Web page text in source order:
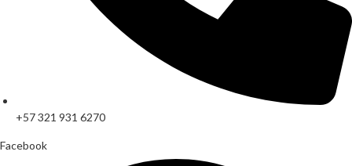
+57 321 931 6270
Facebook